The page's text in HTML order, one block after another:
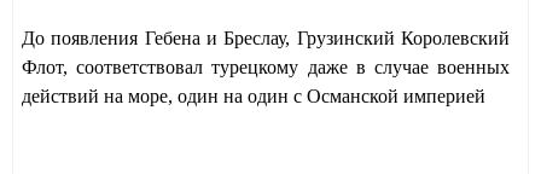
До появления Гебена и Бреслау, Грузинский Королевский
Флот, соответствовал турецкому даже в случае военных
действий на море, один на один с Османской империей